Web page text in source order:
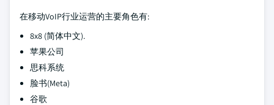
在移动VoIP行业运营的主要角色有:
8x8 (简体中文).
苹果公司
思科系统
脸书(Meta)
谷歌